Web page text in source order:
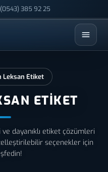
(0543) 385 92 25
ESC
Leksan Etiket
ETIKET
dayanıklı etiket çözümleri
seçenekler için